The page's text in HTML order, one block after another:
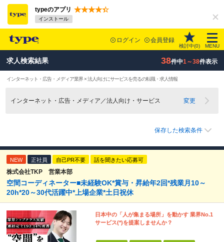
typeのアプリ
インストール
ログイン 会員登録
検討中(0) MENU
求人検索結果 38件中1～38件表示
インターネット・広告・メディア業界 × 法人向けにサービスを売るの転職・求人情報
インターネット・広告・メディア／法人向け・サービス 変更
保存した検索条件
NEW 正社員 自己PR不要 話を聞きたい応募可
株式会社TKP 営業本部
空間コーディネーター■未経験OK*賞与・昇給年2回*残業月10～
20h*20～30代活躍中*上場企業*土日祝休
日本中の「人が集まる場所」を動かす 業界No.1
サービス(*)を提案しませんか？